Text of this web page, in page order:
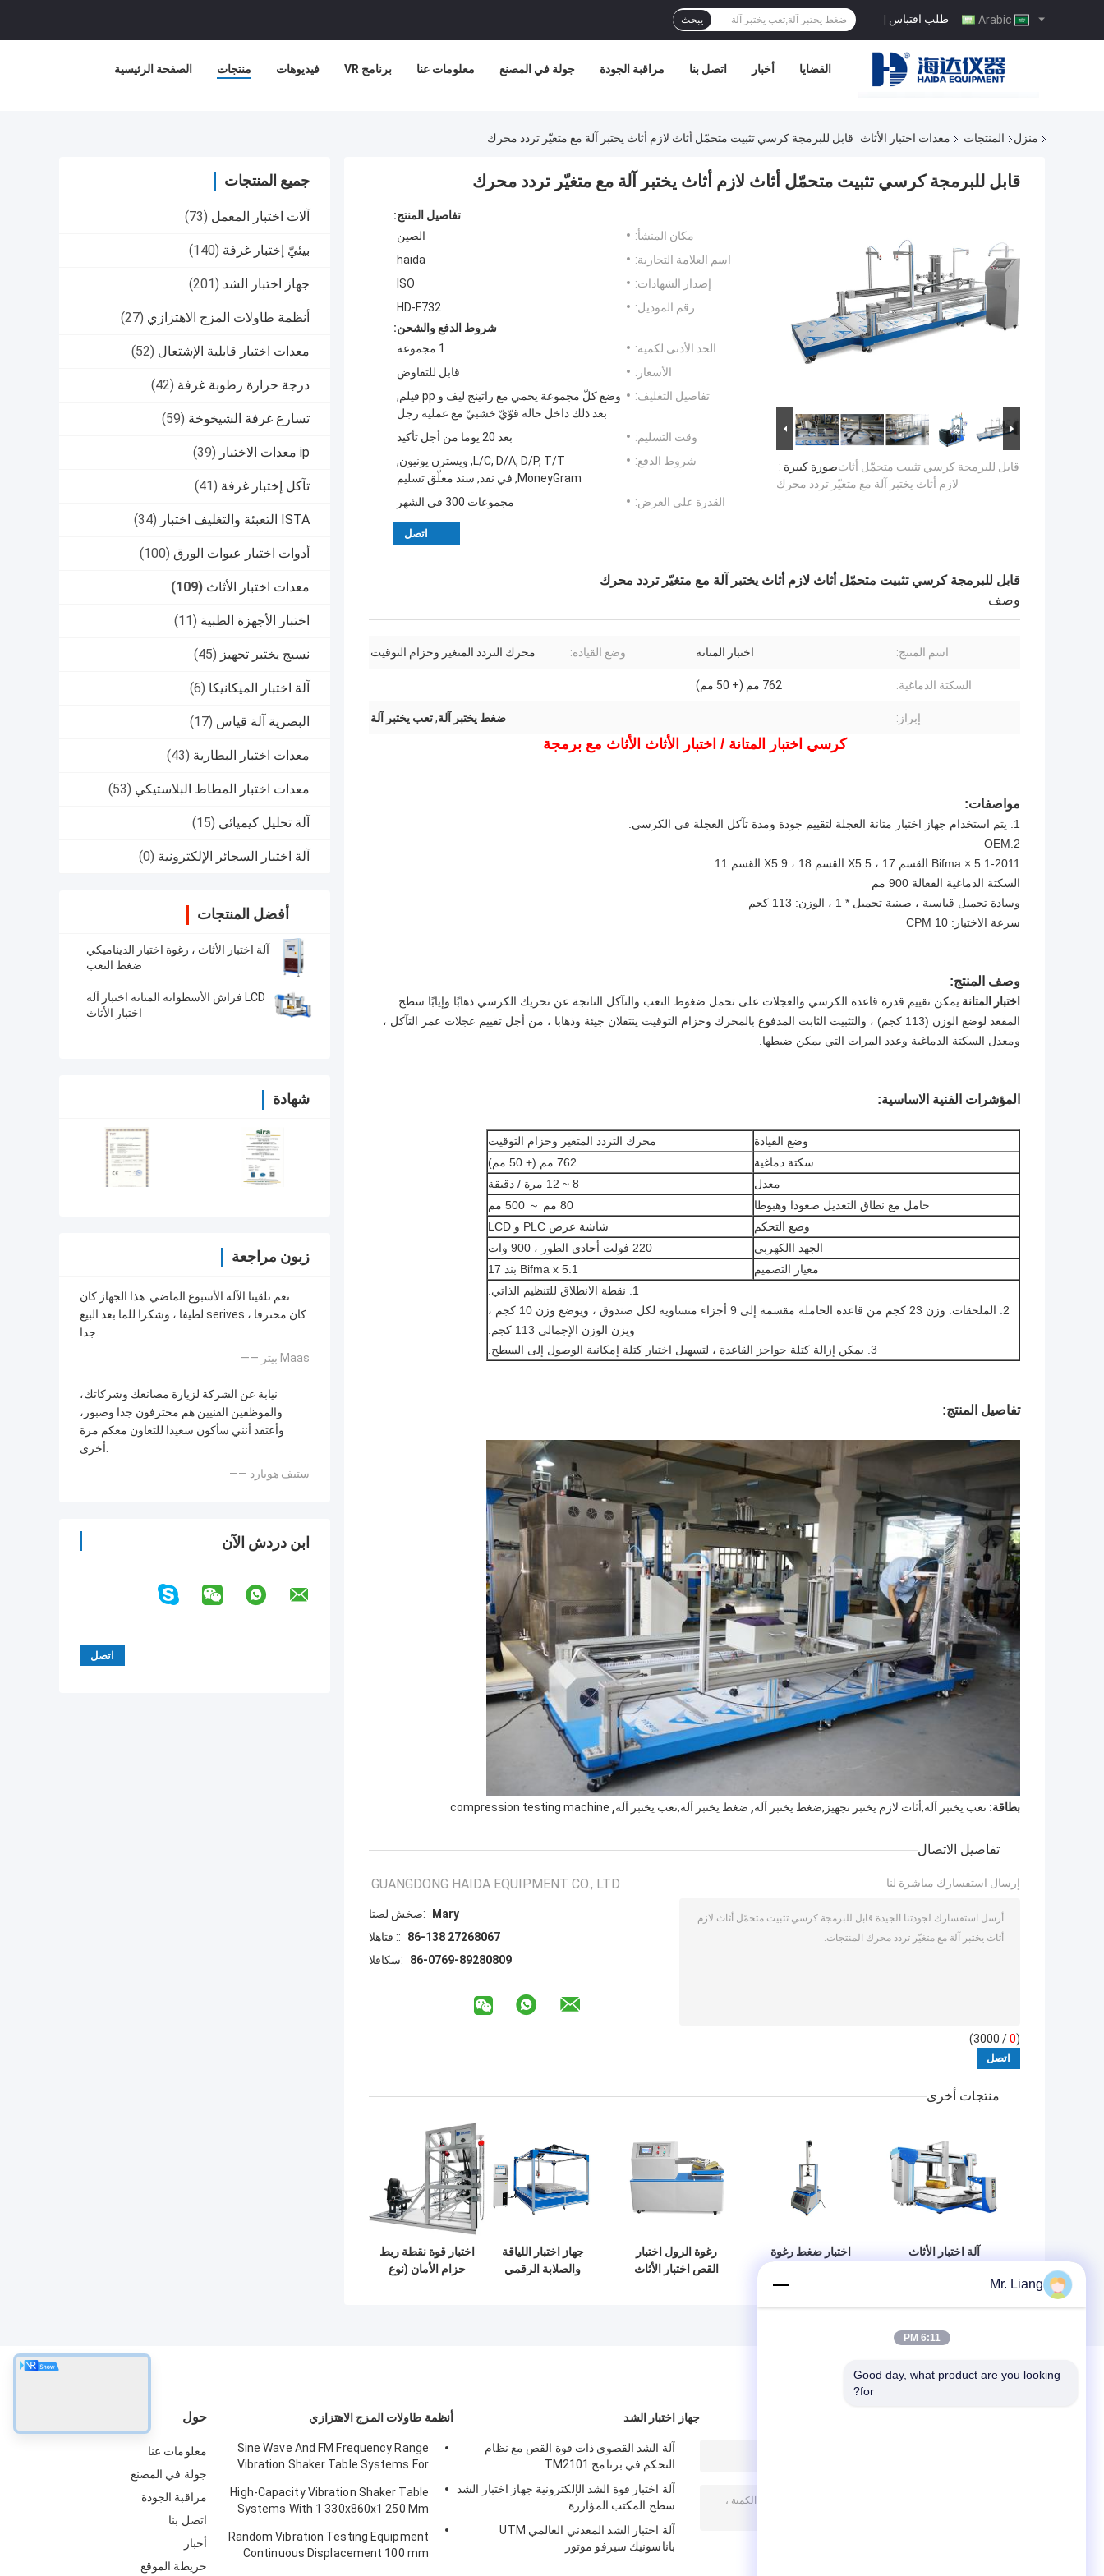
طلب اقتباس | يبحث
الصفحة الرئيسية منتجات فيديوهات برنامج VR معلومات عنا جولة في المصنع مراقبة الجودة اتصل بنا أخبار القضايا
منزل المنتجات معدات اختبار الأثاث قابل للبرمجة كرسي تثبيت متحمّل أثاث لازم أثاث يختبر آلة مع متغيّر تردد محرك
جميع المنتجات
آلات اختبار المعمل (73)
بيئيّ إختبار غرفة (140)
جهاز اختبار الشد (201)
أنظمة طاولات المزج الاهتزازي (27)
معدات اختبار قابلية الإشتعال (52)
درجة حرارة رطوبة غرفة (42)
تسارع غرفة الشيخوخة (59)
ip معدات الاختبار (39)
تآكل إختبار غرفة (41)
ISTA التعبئة والتغليف اختبار (34)
أدوات اختبار عبوات الورق (100)
معدات اختبار الأثاث (109)
اختبار الأجهزة الطبية (11)
نسيج يختبر تجهيز (45)
آلة اختبار الميكانيكا (6)
البصرية آلة قياس (17)
معدات اختبار البطارية (43)
معدات اختبار المطاط البلاستيكي (53)
آلة تحليل كيميائي (15)
آلة اختبار السجائر الإلكترونية (0)
أفضل المنتجات
آلة اختبار الأثاث ، رغوة اختبار الديناميكي
ضغط التعب
LCD فراش الأسطوانة المتانة اختبار آلة
اختبار الأثاث
شهادة
زبون مراجعة
نعم تلقينا الآلة الأسبوع الماضي. هذا الجهاز كان
لطيفا ، وشكرا للما بعد البيع serives ، كان محترفا
جدا.
—— بيتر Maas
نيابة عن الشركة لزيارة مصانعك وشركاتك،
والموظفين الفنيين هم محترفون جدا وصبور،
وأعتقد أنني سأكون سعيدا للتعاون معكم مرة
أخرى.
—— ستيف هوبارد
ابن دردش الآن
قابل للبرمجة كرسي تثبيت متحمّل أثاث لازم أثاث يختبر آلة مع متغيّر تردد محرك
صورة كبيرة :قابل للبرمجة كرسي تثبيت متحمّل أثاث
لازم أثاث يختبر آلة مع متغيّر تردد محرك
تفاصيل المنتج:
مكان المنشأ:
الصين
اسم العلامة التجارية:
haida
إصدار الشهادات:
ISO
رقم الموديل:
HD-F732
شروط الدفع والشحن:
الحد الأدنى لكمية:
1 مجموعة
الأسعار:
قابل للتفاوض
تفاصيل التغليف:
وضع كلّ مجموعة يحمي مع راتينج ليف و pp فيلم,
بعد ذلك داخل حالة قوّيّ خشبيّ مع عملية رجل
وقت التسليم:
بعد 20 يوما من أجل تأكيد
شروط الدفع:
L/C, D/A, D/P, T/T, ويسترن يونيون,
MoneyGram, في نقد, سند معلّق تسليم
القدرة على العرض:
مجموعات 300 في الشهر
اتصل
قابل للبرمجة كرسي تثبيت متحمّل أثاث لازم أثاث يختبر آلة مع متغيّر تردد محرك
وصف
اسم المنتج: اختبار المتانة وضع القيادة: محرك التردد المتغير وحزام التوقيت
السكتة الدماغية: 762 مم (+ 50 مم)
إبراز: ضغط يختبر آلة,تعب يختبر آلة
كرسي اختبار المتانة / اختبار الأثاث الأثاث مع برمجة
مواصفات:
1. يتم استخدام جهاز اختبار متانة العجلة لتقييم جودة ومدة تآكل العجلة في الكرسي.
2.OEM
Bifma × 5.1-2011 القسم 17 ، X5.5 القسم 18 ، X5.9 القسم 11
السكتة الدماغية الفعالة 900 مم
وسادة تحميل قياسية ، صينية تحميل * 1 ، الوزن: 113 كجم
سرعة الاختبار: 10 CPM
وصف المنتج:
اختبار المتانة يمكن تقييم قدرة قاعدة الكرسي والعجلات على تحمل ضغوط التعب والتآكل الناتجة عن تحريك الكرسي ذهابًا وإيابًا.سطح
المقعد لوضع الوزن (113 كجم) ، والتثبيت الثابت المدفوع بالمحرك وحزام التوقيت ينتقلان جيئة وذهابا ، من أجل تقييم عجلات عمر التآكل ،
ومعدل السكتة الدماغية وعدد المرات التي يمكن ضبطها.
المؤشرات الفنية الاساسية:
وضع القيادة
محرك التردد المتغير وحزام التوقيت
سكتة دماغية
762 مم (+ 50 مم)
معدل
8 ~ 12 مرة / دقيقة
حامل مع نطاق التعديل صعودا وهبوطا
80 مم ～ 500 مم
وضع التحكم
شاشة عرض PLC و LCD
الجهد االكهربى
220 فولت أحادي الطور ، 900 وات
معيار التصميم
Bifma x 5.1 بند 17
1. نقطة الانطلاق للتنظيم الذاتي.
2. الملحقات: وزن 23 كجم من قاعدة الحاملة مقسمة إلى 9 أجزاء متساوية لكل صندوق ، ويوضع وزن 10 كجم ،
ويزن الوزن الإجمالي 113 كجم.
3. يمكن إزالة كتلة حواجز القاعدة ، لتسهيل اختبار كتلة إمكانية الوصول إلى السطح.
تفاصيل المنتج:
بطاقة: تعب يختبر آلة,أثاث لازم يختبر تجهيز,ضغط يختبر آلة, ضغط يختبر آلة,تعب يختبر آلة,
compression testing machine
تفاصيل الاتصال
GUANGDONG HAIDA EQUIPMENT CO., LTD.
اتصل شخص:
Mary
الهاتف ::
86-138 27268067
الفاكس:
86-0769-89280809
إرسال استفسارك مباشرة لنا
(
0
/ 3000)
منتجات أخرى
آلة اختبار الأثاث
اختبار ضغط رغوة
معدات اختبار الأثاث
رغوة الرول اختبار
القص اختبار الأثاث
جهاز اختبار اللياقة
والصلابة الرقمي
اختبار قوة نقطة ربط
حزام الأمان (نوع
حول
معلومات عنا
جولة في المصنع
مراقبة الجودة
اتصل بنا
أخبار
خريطة الموقع
أنظمة طاولات المزج الاهتزازي
Sine Wave And FM Frequency Range
Vibration Shaker Table Systems For
Computer
High-Capacity Vibration Shaker Table
Systems With 1 330x860x1 250 Mm
Vibration Controller
Random Vibration Testing Equipment
Continuous Displacement 100 mm
جهاز اختبار الشد
آلة الشد القصوى ذات قوة القص مع نظام
التحكم في برنامج TM2101
آلة اختبار قوة الشد الإلكترونية جهاز اختبار الشد
سطح المكتب المؤازرة
آلة اختبار الشد المعدني العالمي UTM
باناسونيك سيرفو موتور
Mr. Liang
6:11 PM
Good day, what product are you looking
for?